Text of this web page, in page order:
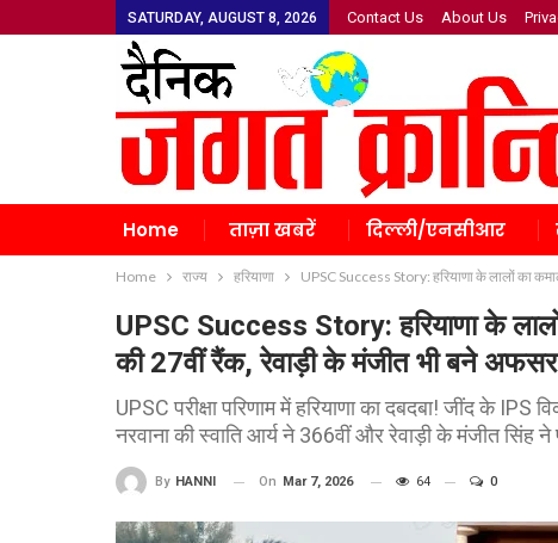
SATURDAY, AUGUST 8, 2026 Contact Us About Us
Home ताज़ा खबरें दिल्ली/एनसीआर
Home राज्य हरियाणा UPSC Success Story: हरियाणा के लालों का
UPSC Success Story: हरियाणा के
की 27वीं रैंक, रेवाड़ी के मंजीत भी बने अफसर
UPSC परीक्षा परिणाम में हरियाणा का दबदबा! जींद के
नरवाना की स्वाति आर्य ने 366वीं और रेवाड़ी के मंजीत सिंह
By HANNI On Mar 7, 2026 64 0